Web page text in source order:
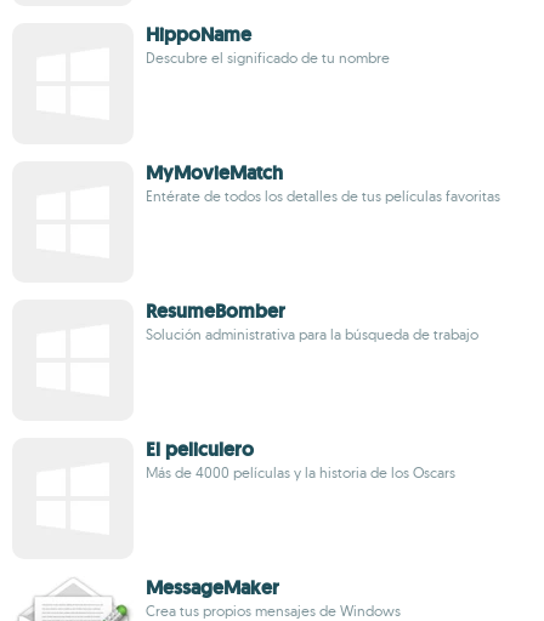
HippoName
Descubre el significado de tu nombre
MyMovieMatch
Entérate de todos los detalles de tus películas favoritas
ResumeBomber
Solución administrativa para la búsqueda de trabajo
El peliculero
Más de 4000 películas y la historia de los Oscars
MessageMaker
Crea tus propios mensajes de Windows